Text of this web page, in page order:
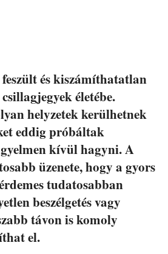
és kiszámíthatatlan
életébe.
helyzetek kerülhetnek
eddig próbáltak
kívül hagyni. A
üzenete, hogy a gyors
tudatosabban
beszélgetés vagy
távon is komoly
el.